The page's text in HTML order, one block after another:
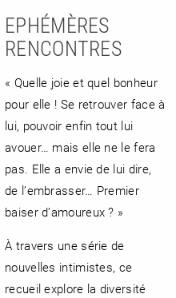
EPHÉMÈRES
RENCONTRES
« Quelle joie et quel bonheur
pour elle ! Se retrouver face à
lui, pouvoir enfin tout lui
avouer… mais elle ne le fera
pas. Elle a envie de lui dire,
de l’embrasser… Premier
baiser d’amoureux ? »
À travers une série de
nouvelles intimistes, ce
recueil explore la diversité